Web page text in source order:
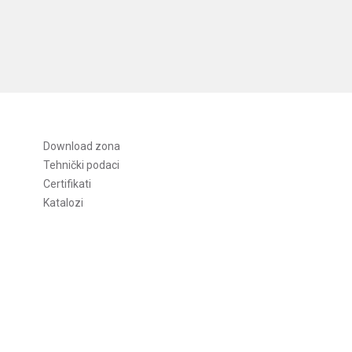
Download zona
Tehnički podaci
Certifikati
Katalozi